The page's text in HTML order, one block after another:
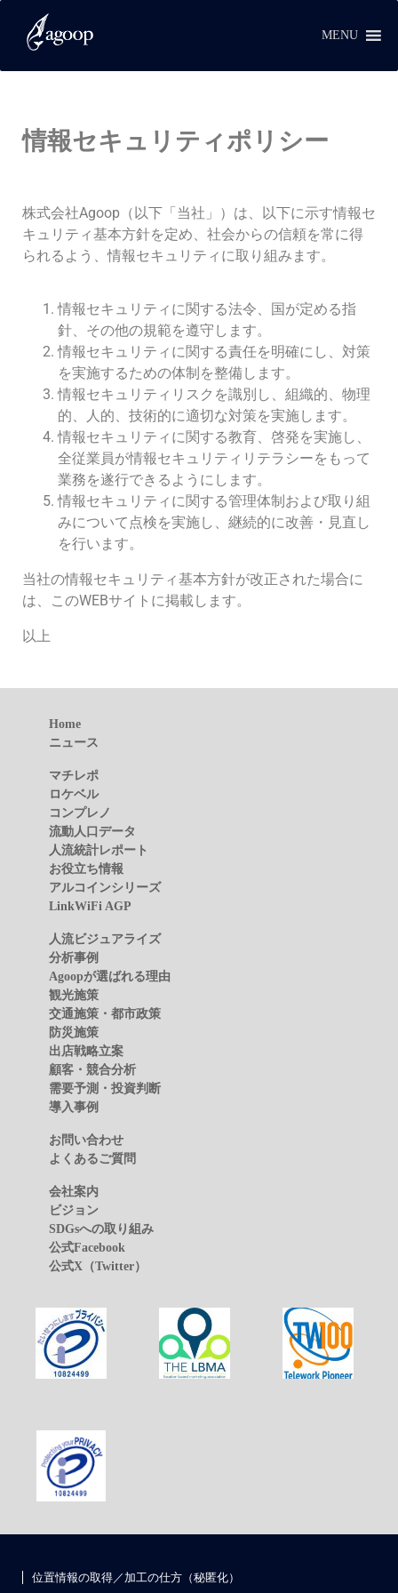
MENU
情報セキュリティポリシー
株式会社Agoop（以下「当社」）は、以下に示す情報セ
キュリティ基本方針を定め、社会からの信頼を常に得
られるよう、情報セキュリティに取り組みます。
情報セキュリティに関する法令、国が定める指
針、その他の規範を遵守します。
情報セキュリティに関する責任を明確にし、対策
を実施するための体制を整備します。
情報セキュリティリスクを識別し、組織的、物理
的、人的、技術的に適切な対策を実施します。
情報セキュリティに関する教育、啓発を実施し、
全従業員が情報セキュリティリテラシーをもって
業務を遂行できるようにします。
情報セキュリティに関する管理体制および取り組
みについて点検を実施し、継続的に改善・見直し
を行います。
当社の情報セキュリティ基本方針が改正された場合に
は、このWEBサイトに掲載します。
以上
Home
ニュース
マチレポ
ロケベル
コンプレノ
流動人口データ
人流統計レポート
お役立ち情報
アルコインシリーズ
LinkWiFi AGP
人流ビジュアライズ
分析事例
Agoopが選ばれる理由
観光施策
交通施策・都市政策
防災施策
出店戦略立案
顧客・競合分析
需要予測・投資判断
導入事例
お問い合わせ
よくあるご質問
会社案内
ビジョン
SDGsへの取り組み
公式Facebook
公式X（Twitter）
位置情報の取得／加工の仕方（秘匿化）